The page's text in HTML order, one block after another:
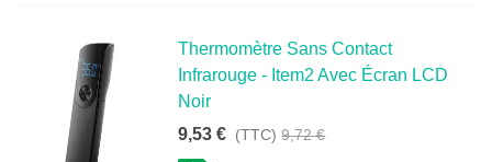
Thermomètre Sans Contact
Infrarouge - Item2 Avec Écran LCD
Noir
9,53 € (TTC) 9,72 €